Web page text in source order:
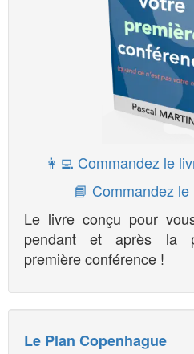
👩‍💻 Commandez le
📘 Commandez
Le livre conçu pour
pendant et après la
première conférence !
Le Plan Copenhague